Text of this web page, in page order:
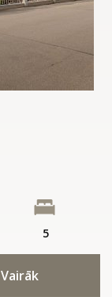
5
Vairāk